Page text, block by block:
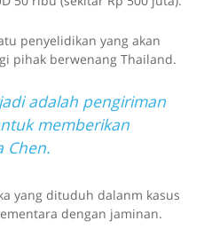
penyelidikan yang akan
pihak berwenang Thailand.
adalah pengiriman
memberikan
Chen.
yang dituduh dalanm kasus
dengan jaminan.